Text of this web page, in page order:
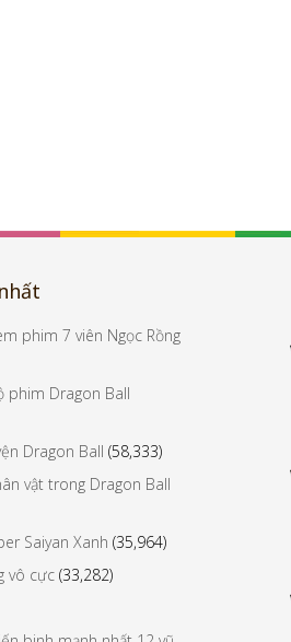
phim 7 viên Ngọc Rồng
phim Dragon Ball
Dragon Ball (58,333)
vật trong Dragon Ball
Saiyan Xanh (35,964)
vô cực (33,282)